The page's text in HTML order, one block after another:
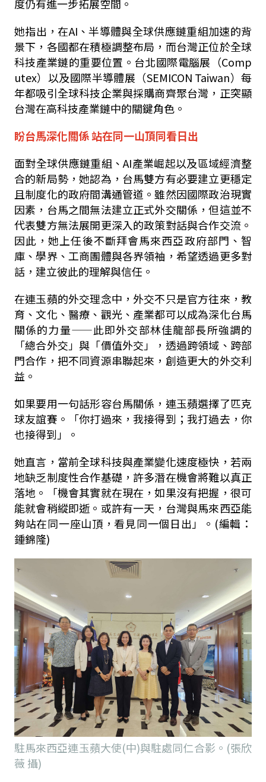
度仍有進一步拓展空間。
她指出，在AI 、半導體與全球供應鏈重組加速的背
景下，各國都在積極調整布局，而台灣正位於全球
科技產業鏈的重要位置。台北國際電腦展（Comp
utex）以及國際半導體展（SEMICON Taiwan）每
年都吸引全球科技企業與採購商齊聚台灣，正突顯
台灣在高科技產業鏈中的關鍵角色。
盼台馬深化關係 站在同一山頂同看日出
面對全球供應鏈重組、AI產業崛起以及區域經濟整
合的新局勢，她認為，台馬雙方有必要建立更穩定
且制度化的政府間溝通管道。雖然因國際政治現實
因素，台馬之間無法建立正式外交關係，但這並不
代表雙方無法展開更深入的政策對話與合作交流。
因此，她上任後不斷拜會馬來西亞政府部門、智
庫、學界、工商團體與各界領袖，希望透過更多對
話，建立彼此的理解與信任。
在連玉蘋的外交理念中，外交不只是官方往來，教
育、文化、醫療、觀光、產業都可以成為深化台馬
關係的力量——此即外交部林佳龍部長所強調的
「總合外交」與「價值外交」，透過跨領域、跨部
門合作，把不同資源串聯起來，創造更大的外交利
益。
如果要用一句話形容台馬關係，連玉蘋選擇了匹克
球友誼賽。「你打過來，我接得到；我打過去，你
也接得到」。
她直言，當前全球科技與產業變化速度極快，若兩
地缺乏制度性合作基礎，許多潛在機會將難以真正
落地。「機會其實就在現在，如果沒有把握，很可
能就會稍縱即逝。或許有一天，台灣與馬來西亞能
夠站在同一座山頂，看見同一個日出」。(編輯：
鍾錦隆)
駐馬來西亞連玉蘋大使(中)與駐處同仁合影。(張欣
薇 攝)